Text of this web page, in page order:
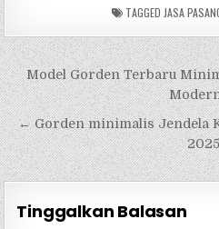
TAGGED JASA
Navigasi
pos
Model Gorden Terbaru
← Gorden minimalis Jendela
2025
Tinggalkan Balasan